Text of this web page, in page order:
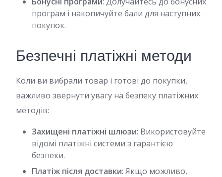
програм і накопичуйте бали для наступних
покупок.
Безпечні платіжні методи
Коли ви вибрали товар і готові до покупки,
важливо звернути увагу на безпеку платіжних
методів:
Захищені платіжні шлюзи: Використовуйте
відомі платіжні системи з гарантією
безпеки.
Платіж після доставки: Якщо можливо,